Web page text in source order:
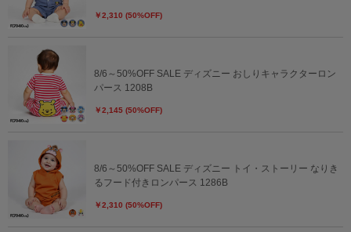
￥2,310 (50%OFF)
8/6～50%OFF SALE ディズニー おしりキャラクターロン
パース 1208B
￥2,145 (50%OFF)
8/6～50%OFF SALE ディズニー トイ・ストーリー なりき
るフード付きロンパース 1286B
￥2,310 (50%OFF)